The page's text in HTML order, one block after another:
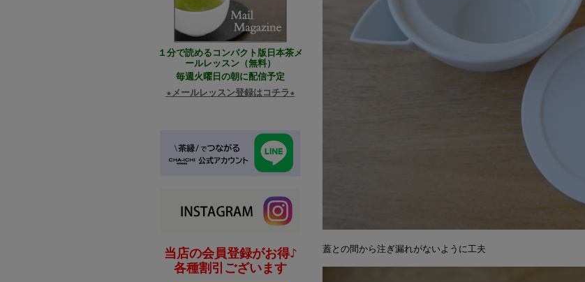
１分で読めるコンパクト版日本茶メ
ールレッスン（無料）
毎週火曜日の朝に配信予定
★メールレッスン登録はコチラ★
当店の会員登録がお得♪
各種割引ございます
蓋との間から注ぎ漏れがないように工夫